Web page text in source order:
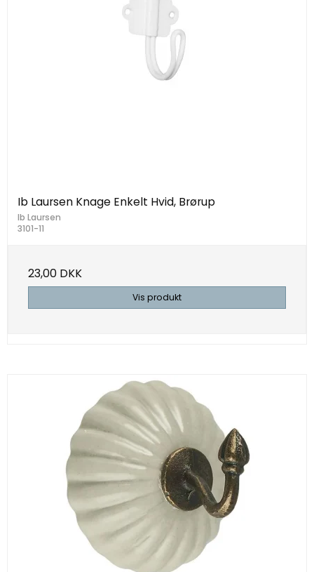
Ib Laursen Knage Enkelt Hvid, Brørup
Ib Laursen
3101-11
23,00 DKK
Vis produkt